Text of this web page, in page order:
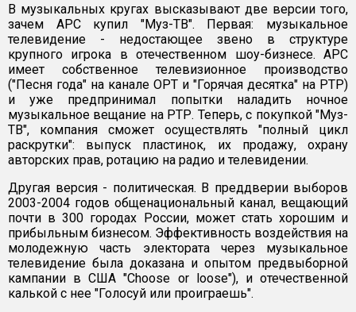
В музыкальных кругах высказывают две версии того,
зачем АРС купил "Муз-ТВ". Первая: музыкальное
телевидение - недостающее звено в структуре
крупного игрока в отечественном шоу-бизнесе. АРС
имеет собственное телевизионное производство
("Песня года" на канале ОРТ и "Горячая десятка" на РТР)
и уже предпринимал попытки наладить ночное
музыкальное вещание на РТР. Теперь, с покупкой "Муз-
ТВ", компания сможет осуществлять "полный цикл
раскрутки": выпуск пластинок, их продажу, охрану
авторских прав, ротацию на радио и телевидении.
Другая версия - политическая. В преддверии выборов
2003-2004 годов общенациональный канал, вещающий
почти в 300 городах России, может стать хорошим и
прибыльным бизнесом. Эффективность воздействия на
молодежную часть электората через музыкальное
телевидение была доказана и опытом предвыборной
кампании в США "Choose or loose"), и отечественной
калькой с нее "Голосуй или проиграешь".